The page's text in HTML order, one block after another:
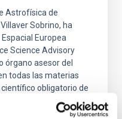
Astrofísica de
Sobrino, ha
Europea
Science Advisory
órgano asesor del
todas las materias
obligatorio de
a las tareas de
El SSAC ejerce